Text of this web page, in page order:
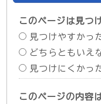
このページは見つ
見つけやすかっ
どちらともいえ
見つけにくかっ
このページの内容